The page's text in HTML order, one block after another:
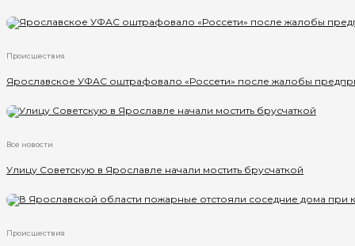
Происшествия
Ярославское УФАС оштрафовало «Россети» после жалобы
Все новости
Улицу Советскую в Ярославле начали мостить брусчаткой
Происшествия